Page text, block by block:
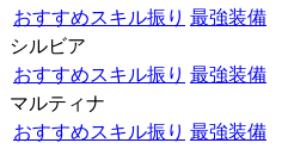
おすすめスキル振り 最強装備
シルビア
おすすめスキル振り 最強装備
マルティナ
おすすめスキル振り 最強装備